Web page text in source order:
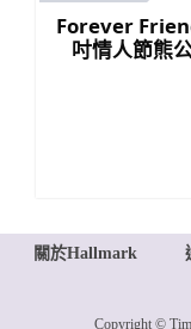
Forever
吋情人節熊
關於Hallmark
Copyright ©